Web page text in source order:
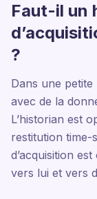
Faut-il un
?
Dans une
avec de la
L’historian est
restitution time-
d’acquisition
vers lui et vers